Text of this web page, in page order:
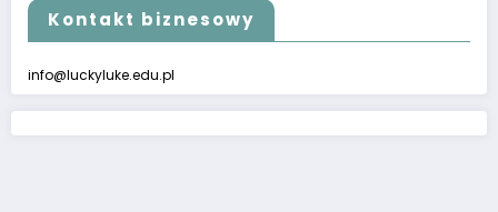
Kontakt biznesowy
info@luckyluke.edu.pl